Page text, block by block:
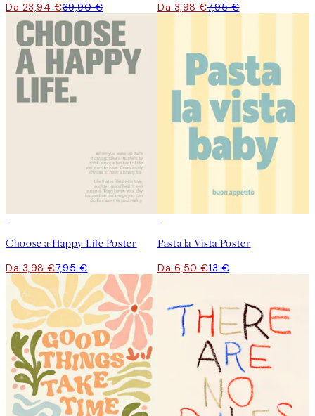
Da 23,94 €39,90 € Da 3,98 €7,95 €
Choose a Happy Life Poster
Da 3,98 €7,95 €
Pasta la Vista Poster
Da 6,50 €13 €